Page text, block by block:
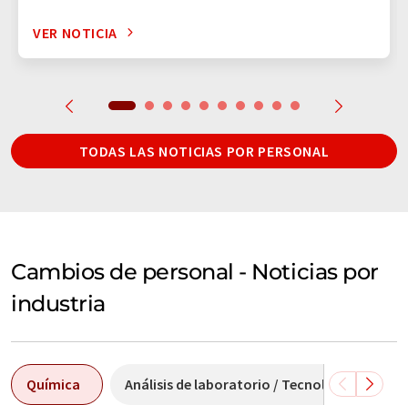
VER NOTICIA
TODAS LAS NOTICIAS POR PERSONAL
Cambios de personal - Noticias por
industria
Química Análisis de laboratorio / Tecnología de